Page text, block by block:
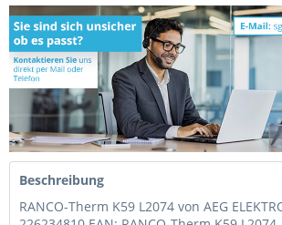
Beschreibung
RANCO-Therm K59 L2074 von AEG